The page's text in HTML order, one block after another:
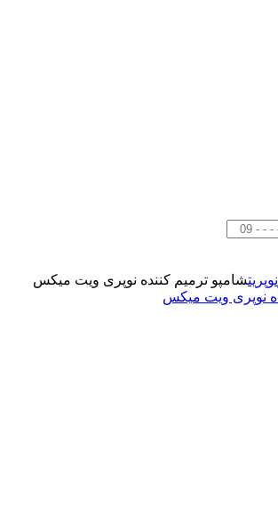
نوپریتشامپو ترمیم کننده نوپری ویت میکس